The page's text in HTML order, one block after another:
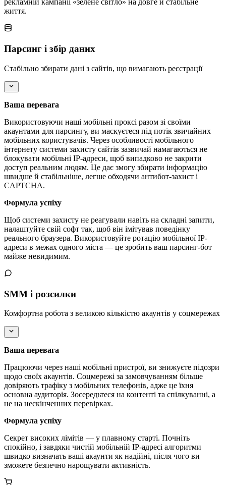
рекламній кампанії «зелене світло» на довге й стабільне
життя.
Парсинг і збір даних
Стабільно збирати дані з сайтів, що вимагають реєстрації
Ваша перевага
Використовуючи наші мобільні проксі разом зі своїми
акаунтами для парсингу, ви маскуєтеся під потік звичайних
мобільних користувачів. Через особливості мобільного
інтернету системи захисту сайтів зазвичай намагаються не
блокувати мобільні IP-адреси, щоб випадково не закрити
доступ реальним людям. Це дає змогу збирати інформацію
швидше й стабільніше, легше обходячи антибот-захист і
CAPTCHA.
Формула успіху
Щоб системи захисту не реагували навіть на складні запити,
налаштуйте свій софт так, щоб він імітував поведінку
реального браузера. Використовуйте ротацію мобільної IP-
адреси в межах одного міста — це зробить ваш парсинг-бот
майже невидимим.
SMM і розсилки
Комфортна робота з великою кількістю акаунтів у соцмережах
Ваша перевага
Працюючи через наші мобільні пристрої, ви знижуєте підозри
щодо своїх акаунтів. Соцмережі за замовчуванням більше
довіряють трафіку з мобільних телефонів, адже це їхня
основна аудиторія. Зосередьтеся на контенті та спілкуванні, а
не на нескінченних перевірках.
Формула успіху
Секрет високих лімітів — у плавному старті. Почніть
спокійно, і завдяки чистій мобільній IP-адресі алгоритми
швидко визначать ваші акаунти як надійні, після чого ви
зможете безпечно нарощувати активність.